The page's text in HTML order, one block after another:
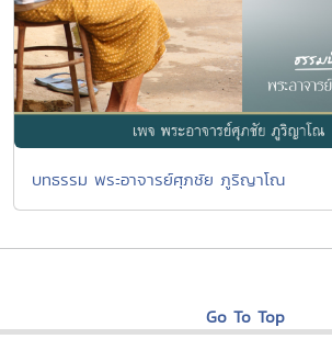
บทธรรม พระอาจารย์ศุภชัย ภูริญาโณ
Go To Top